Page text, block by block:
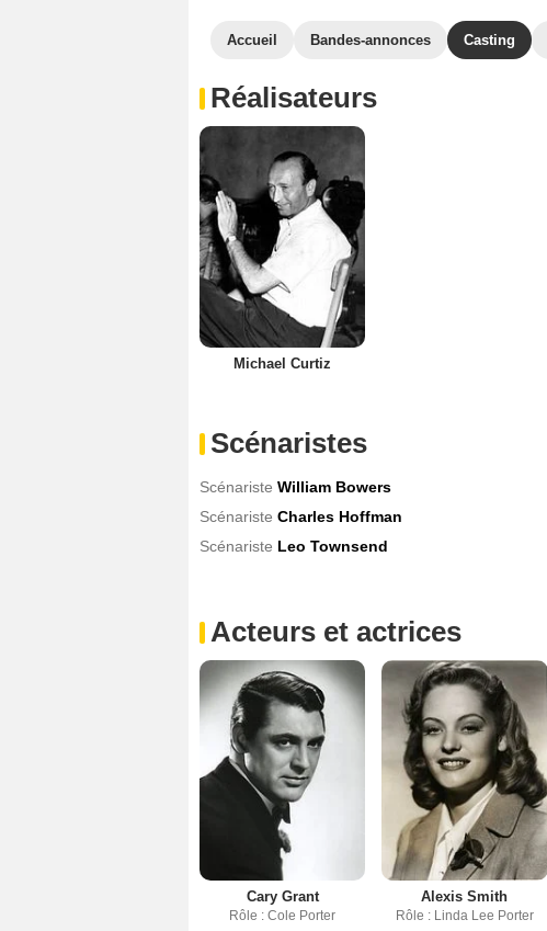
Accueil Bandes-annonces Casting
Réalisateurs
Michael Curtiz
Scénaristes
Scénariste William Bowers
Scénariste Charles Hoffman
Scénariste Leo Townsend
Acteurs et actrices
Cary Grant
Rôle : Cole Porter
Alexis Smith
Rôle : Linda Lee Porter